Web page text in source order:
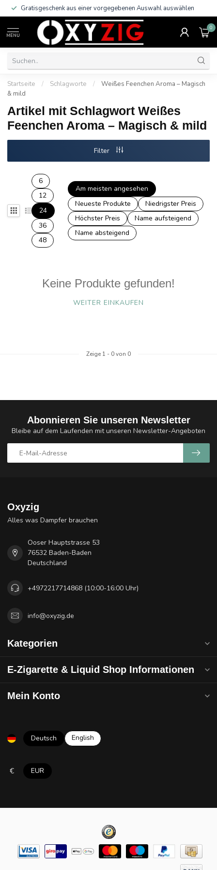
Gratisgeschenk aus einer vorgegebenen Auswahl auswählen
MENU
0
Startseite / Schlagworte /
Weißes Feenchen Aroma – Magisch
& mild
Artikel mit Schlagwort Weißes
Feenchen Aroma – Magisch & mild
Filter
6
12
24
36
48
Am meisten angesehen
Neueste Produkte
Niedrigster Preis
Höchster Preis
Name aufsteigend
Name absteigend
Keine Produkte gefunden!
WEITER EINKAUFEN
Zeige 1 - 0von 0
Abonnieren Sie unseren Newsletter
Bleibe auf dem Laufenden mit unseren Newsletter-Angeboten
Oxyzig
Alles was Dampfer brauchen
Ooser Hauptstrasse 53
76532 Baden-Baden
Deutschland
+4972217714868 (10:00-16:00 Uhr)
info@oxyzig.de
Kategorien
E-Zigarette & Liquid Shop Informationen
Mein Konto
Deutsch English
€ EUR